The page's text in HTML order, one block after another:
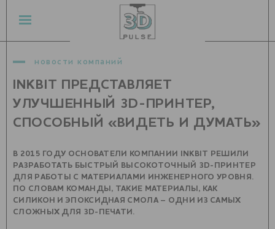
новости компаний
INKBIT ПРЕДСТАВЛЯЕТ
УЛУЧШЕННЫЙ 3D-ПРИНТЕР,
СПОСОБНЫЙ «ВИДЕТЬ И ДУМАТЬ»
В 2015 ГОДУ ОСНОВАТЕЛИ КОМПАНИИ INKBIT РЕШИЛИ
РАЗРАБОТАТЬ БЫСТРЫЙ ВЫСОКОТОЧНЫЙ 3D-ПРИНТЕР
ДЛЯ РАБОТЫ С МАТЕРИАЛАМИ ИНЖЕНЕРНОГО УРОВНЯ.
ПО СЛОВАМ КОМАНДЫ, ТАКИЕ МАТЕРИАЛЫ, КАК
СИЛИКОН И ЭПОКСИДНАЯ СМОЛА – ОДНИ ИЗ САМЫХ
СЛОЖНЫХ ДЛЯ 3D-ПЕЧАТИ.